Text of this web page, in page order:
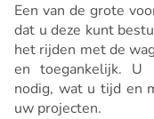
Een van de grote
dat u deze kunt
het rijden met de
en toegankelijk. U
nodig, wat u tijd en
uw projecten.